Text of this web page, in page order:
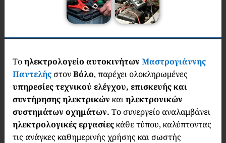
Τοηλεκτρολογείο αυτοκινήτων Μαστρογιάννης
ΠαντελήςστονΒόλο, παρέχει ολοκληρωμένες
υπηρεσίες τεχνικού ελέγχου, επισκευής και
συντήρησης ηλεκτρικών καιηλεκτρονικών
συστημάτων οχημάτων. Το συνεργείο αναλαμβάνει
ηλεκτρολογικές εργασίεςκάθε τύπου, καλύπτοντας
τις ανάγκες καθημερινής χρήσης και σωστής